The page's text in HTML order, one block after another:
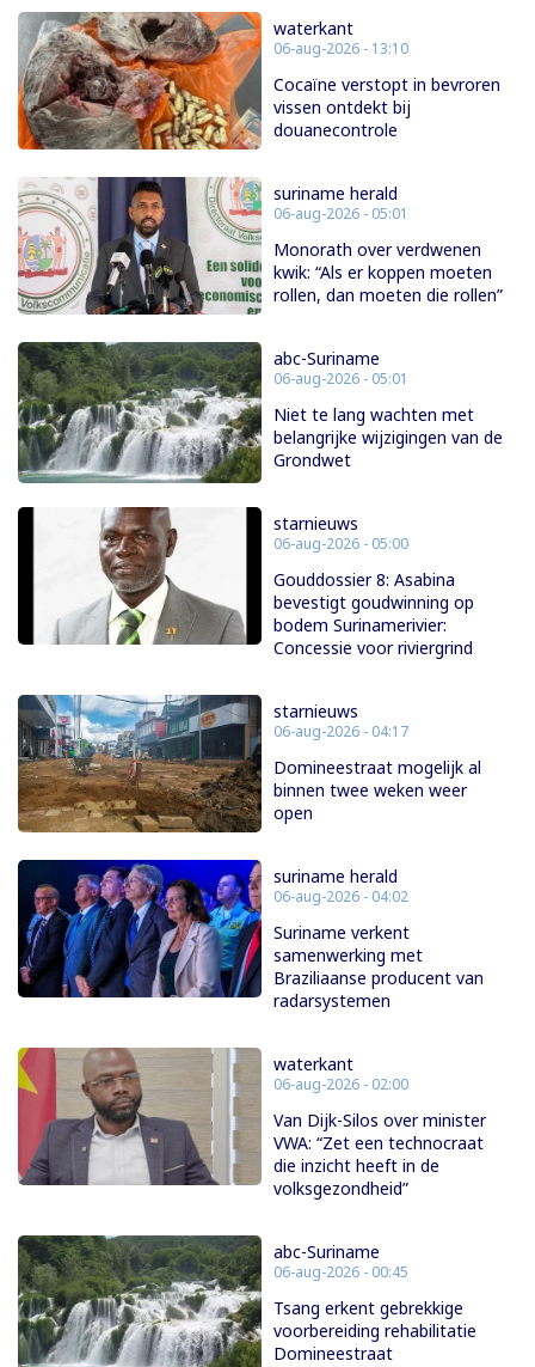
waterkant
06-aug-2026 - 13:10
Cocaïne verstopt in bevroren
vissen ontdekt bij
douanecontrole
suriname herald
06-aug-2026 - 05:01
Monorath over verdwenen
kwik: “Als er koppen moeten
rollen, dan moeten die rollen”
abc-Suriname
06-aug-2026 - 05:01
Niet te lang wachten met
belangrijke wijzigingen van de
Grondwet
starnieuws
06-aug-2026 - 05:00
Gouddossier 8: Asabina
bevestigt goudwinning op
bodem Surinamerivier:
Concessie voor riviergrind
starnieuws
06-aug-2026 - 04:17
Domineestraat mogelijk al
binnen twee weken weer
open
suriname herald
06-aug-2026 - 04:02
Suriname verkent
samenwerking met
Braziliaanse producent van
radarsystemen
waterkant
06-aug-2026 - 02:00
Van Dijk-Silos over minister
VWA: “Zet een technocraat
die inzicht heeft in de
volksgezondheid”
abc-Suriname
06-aug-2026 - 00:45
Tsang erkent gebrekkige
voorbereiding rehabilitatie
Domineestraat